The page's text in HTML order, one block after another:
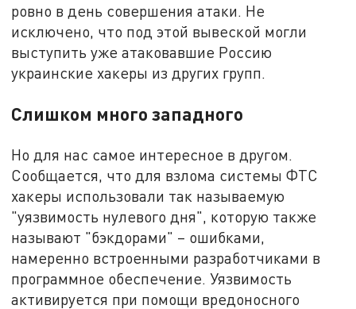
ровно в день совершения атаки. Не
исключено, что под этой вывеской могли
выступить уже атаковавшие Россию
украинские хакеры из других групп.
Слишком много западного
Но для нас самое интересное в другом.
Сообщается, что для взлома системы ФТС
хакеры использовали так называемую
"уязвимость нулевого дня", которую также
называют "бэкдорами" – ошибками,
намеренно встроенными разработчиками в
программное обеспечение. Уязвимость
активируется при помощи вредоносного